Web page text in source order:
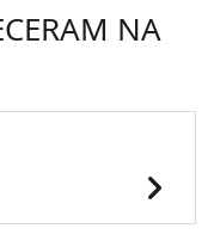
NA
chevron_right